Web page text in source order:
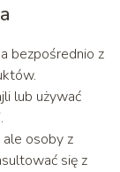
bezpośrednio z
lub używać
osoby z
się z